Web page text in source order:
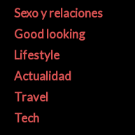
Sexo y relaciones
Good looking
Lifestyle
Actualidad
Travel
Tech